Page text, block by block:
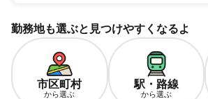
勤務地も選ぶと見つけやすくなるよ
市区町村
から選ぶ
駅・路線
から選ぶ